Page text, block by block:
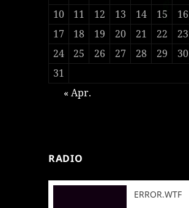
10
11 12 13 14 15
16
17
18 19 20 21 22
23
24
25 26 27 28 29
30
31
« Apr.
RADIO
ERROR.WTF